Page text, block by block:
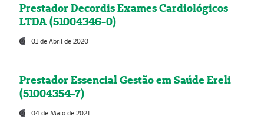
Prestador Decordis Exames Cardiológicos
LTDA (51004346-0)
01 de Abril de 2020
Prestador Essencial Gestão em Saúde Ereli
(51004354-7)
04 de Maio de 2021